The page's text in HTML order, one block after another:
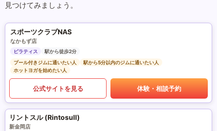
見つけてみましょう。
スポーツクラブNAS
なかもず店
ピラティス
駅から徒歩2分
プール付きジムに通いたい人
駅から5分以内のジムに通いたい人
ホットヨガを始めたい人
公式サイトを見る 体験・相談予約
リントスル (Rintosull)
新金岡店